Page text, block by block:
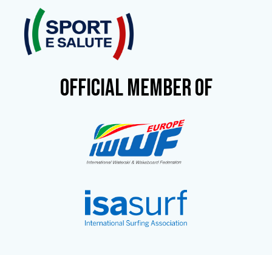
OFFICIAL MEMBER OF